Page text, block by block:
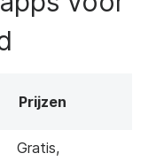
Prijzen
Gratis,